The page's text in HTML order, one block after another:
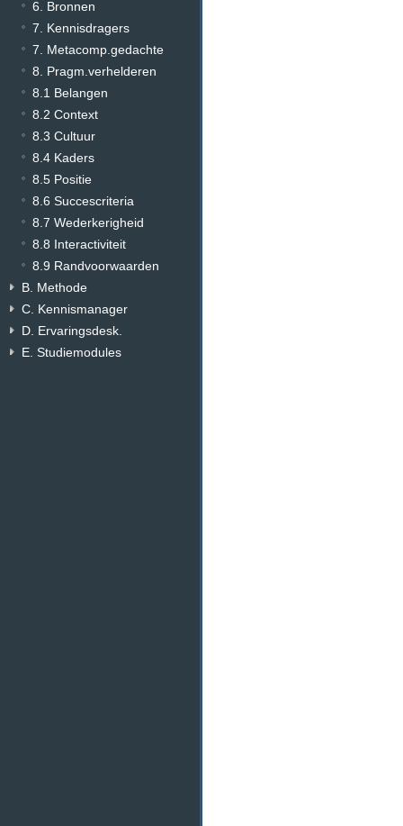
6. Bronnen
7. Kennisdragers
7. Metacomp.gedachte
8. Pragm.verhelderen
8.1 Belangen
8.2 Context
8.3 Cultuur
8.4 Kaders
8.5 Positie
8.6 Succescriteria
8.7 Wederkerigheid
8.8 Interactiviteit
8.9 Randvoorwaarden
B. Methode
C. Kennismanager
D. Ervaringsdesk.
E. Studiemodules